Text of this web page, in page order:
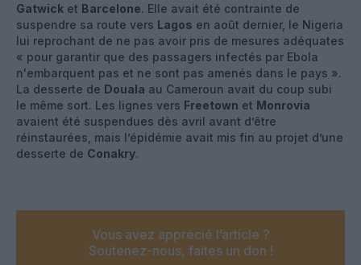
Gatwick et Barcelone. Elle avait été contrainte de
suspendre sa route vers Lagos en août dernier, le Nigeria
lui reprochant de ne pas avoir pris de mesures adéquates
« pour garantir que des passagers infectés par Ebola
n'embarquent pas et ne sont pas amenés dans le pays ».
La desserte de Douala au Cameroun avait du coup subi
le même sort. Les lignes vers Freetown et Monrovia
avaient été suspendues dès avril avant d’être
réinstaurées, mais l’épidémie avait mis fin au projet d’une
desserte de Conakry.
Vous avez apprécié l’article ?
Soutenez-nous, faites un don !